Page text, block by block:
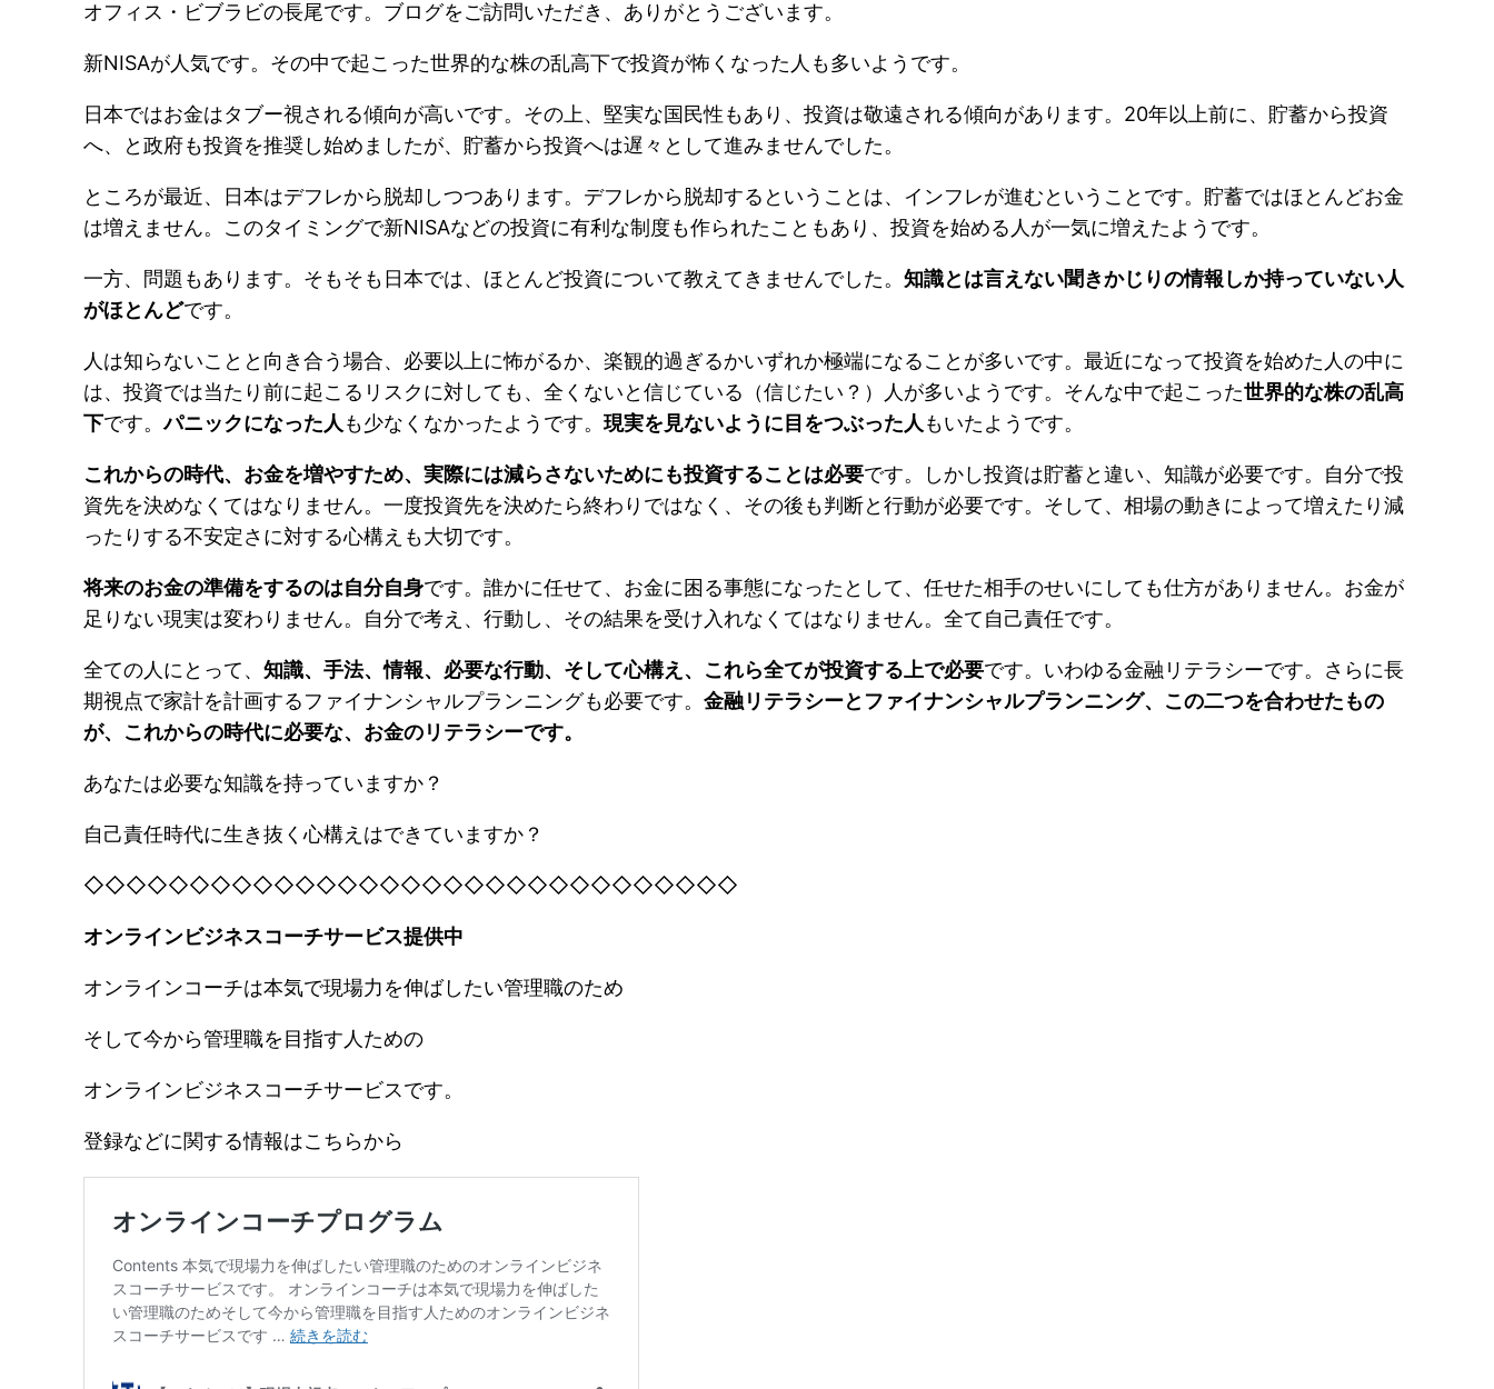
オフィス・ビブラビの長尾です。ブログをご訪問いただき、ありがとうございます。
新NISAが人気です。その中で起こった世界的な株の乱高下で投資が怖くなった人も多いようです。
日本ではお金はタブー視される傾向が高いです。その上、堅実な国民性もあり、投資は敬遠される傾向があります。20年以上前に、貯蓄から投資
へ、と政府も投資を推奨し始めましたが、貯蓄から投資へは遅々として進みませんでした。
ところが最近、日本はデフレから脱却しつつあります。デフレから脱却するということは、インフレが進むということです。貯蓄ではほとんどお金
は増えません。このタイミングで新NISAなどの投資に有利な制度も作られたこともあり、投資を始める人が一気に増えたようです。
一方、問題もあります。そもそも日本では、ほとんど投資について教えてきませんでした。知識とは言えない聞きかじりの情報しか持っていない人
がほとんどです。
人は知らないことと向き合う場合、必要以上に怖がるか、楽観的過ぎるかいずれか極端になることが多いです。最近になって投資を始めた人の中に
は、投資では当たり前に起こるリスクに対しても、全くないと信じている（信じたい？）人が多いようです。そんな中で起こった世界的な株の乱高
下です。パニックになった人 も少なくなかったようです。現実を見ないように目をつぶった人 もいたようです。
これからの時代、お金を増やすため、実際には減らさないためにも投資することは必要です。しかし投資は貯蓄と違い、知識が必要です。自分で投
資先を決めなくてはなりません。一度投資先を決めたら終わりではなく、その後も判断と行動が必要です。そして、相場の動きによって増えたり減
ったりする不安定さに対する心構えも大切です。
将来のお金の準備をするのは自分自身です。誰かに任せて、お金に困る事態になったとして、任せた相手のせいにしても仕方がありません。お金が
足りない現実は変わりません。自分で考え、行動し、その結果を受け入れなくてはなりません。全て自己責任です。
全ての人にとって、知識、手法、情報、必要な行動、そして心構え、これら全てが投資する上で必要です。いわゆる金融リテラシーです。さらに長
期視点で家計を計画するファイナンシャルプランニングも必要です。金融リテラシーとファイナンシャルプランニング、この二つを合わせたもの
が、これからの時代に必要な、お金のリテラシーです。
あなたは必要な知識を持っていますか？
自己責任時代に生き抜く心構えはできていますか？
◇◇◇◇◇◇◇◇◇◇◇◇◇◇◇◇◇◇◇◇◇◇◇◇◇◇◇◇◇◇◇
オンラインビジネスコーチサービス提供中
オンラインコーチは本気で現場力を伸ばしたい管理職のため
そして今から管理職を目指す人ための
オンラインビジネスコーチサービスです。
登録などに関する情報はこちらから